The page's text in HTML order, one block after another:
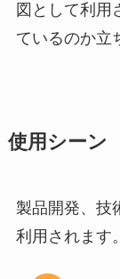
図として利用
ているのか立
使用シーン
製品開発、技
利用されます。